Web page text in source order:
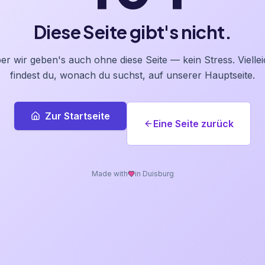
Diese Seite gibt's nicht.
wir geben's auch ohne diese Seite — kein Stress.
findest du, wonach du suchst, auf unserer Hauptseite.
Zur Startseite
Eine Seite zurück
Made with in Duisburg